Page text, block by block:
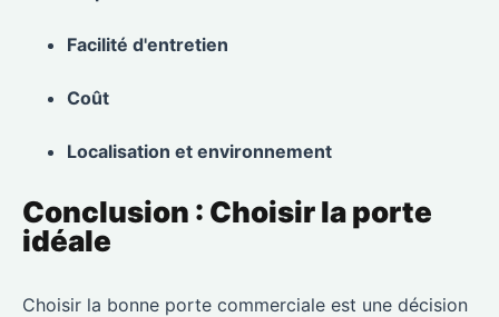
Facilité d'entretien
Coût
Localisation et environnement
Conclusion : Choisir la porte
idéale
Choisir la bonne porte commerciale est une décision